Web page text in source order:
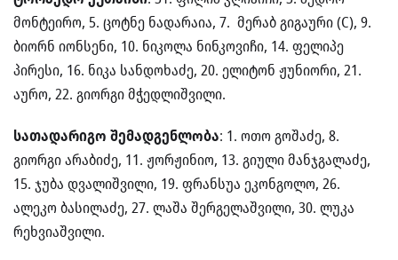
მონტეირო, 5. ცოტნე ნადარაია, 7. მერაბ გიგაური (C), 9.
ბიორნ იონსენი, 10. ნიკოლა ნინკოვიჩი, 14. ფელიპე
პირესი, 16. ნიკა სანდოხაძე, 20. ელიტონ ჟუნიორი, 21.
აურო, 22. გიორგი მჭედლიშვილი.
სათადარიგო შემადგენლობა: 1. ოთო გოშაძე, 8.
გიორგი არაბიძე, 11. ჟორჟინიო, 13. გიული მანჯგალაძე,
15. ჯუბა დვალიშვილი, 19. ფრანსუა ეკონგოლო, 26.
ალეკო ბასილაძე, 27. ლაშა შერგელაშვილი, 30. ლუკა
რეხვიაშვილი.